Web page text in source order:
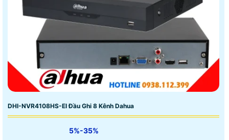
DHI-NVR4108HS-EI Đầu Ghi 8 Kênh Dahua
5%-35%